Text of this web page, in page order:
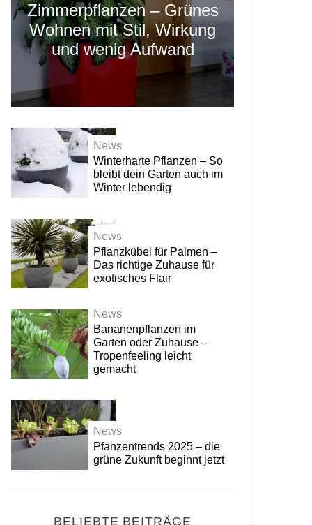
Zimmerpflanzen – Grünes
Wohnen mit Stil, Wirkung
und wenig Aufwand
News
Winterharte Pflanzen – So
bleibt dein Garten auch im
Winter lebendig
News
Pflanzkübel für Palmen –
Das richtige Zuhause für
exotisches Flair
News
Bananenpflanzen im
Garten oder Zuhause –
Tropenfeeling leicht
gemacht
News
Pfanzentrends 2025 – die
grüne Zukunft beginnt jetzt
BELIEBTE BEITRÄGE